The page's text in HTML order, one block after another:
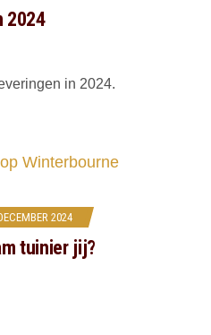
2024
in 2024.
2024
tuinier jij?